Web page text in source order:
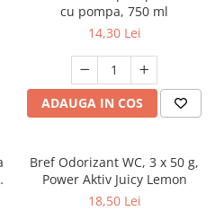
cu pompa, 750 ml
14,30 Lei
ADAUGA IN COS
Bref Odorizant WC, 3 x 50 g,
Power Aktiv Juicy Lemon
18,50 Lei